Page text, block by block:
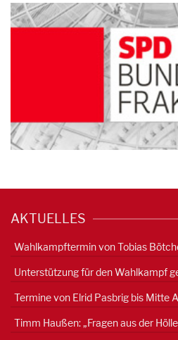
AKTUELLES
Wahlkampftermin von Tobias
Unterstützung für den Wahlkampf
Termine von Elrid Pasbrig bis Mitte
Timm Haußen: „Fragen aus der